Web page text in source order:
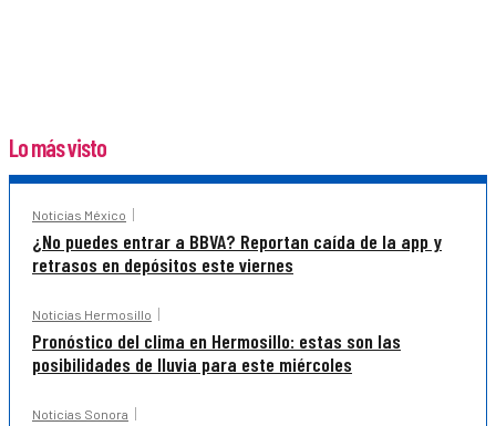
Lo más visto
Noticias México
¿No puedes entrar a BBVA? Reportan caída de la app y
retrasos en depósitos este viernes
Noticias Hermosillo
Pronóstico del clima en Hermosillo: estas son las
posibilidades de lluvia para este miércoles
Noticias Sonora